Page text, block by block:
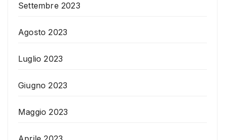
Settembre 2023
Agosto 2023
Luglio 2023
Giugno 2023
Maggio 2023